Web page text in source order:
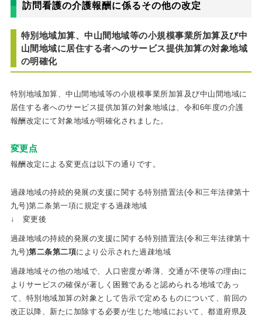
訪問看護の介護報酬に係るその他の改定
特別地域加算、中山間地域等の小規模事業所加算及び中
山間地域に居住する者へのサービス提供加算の対象地域
の明確化
特別地域加算、中山間地域等の小規模事業所加算及び中山間地域に
居住する者へのサービス提供加算の対象地域は、令和6年度の介護
報酬改定にて対象地域が明確化されました。
変更点
報酬改定による変更点は以下の通りです。
過疎地域の持続的発展の支援に関する特別措置法(令和三年法律第十
九号)第二条第一項に規定する過疎地域
↓ 変更後
過疎地域の持続的発展の支援に関する特別措置法(令和三年法律第十
九号)第二条第二項により公示された過疎地域
過疎地域その他の地域で、人口密度が希薄、交通が不便等の理由に
よりサービスの確保が著しく困難であると認められる地域であっ
て、特別地域加算の対象として告示で定めるものについて、前回の
改正以降、新たに加除する必要が生じた地域において、都道府県及